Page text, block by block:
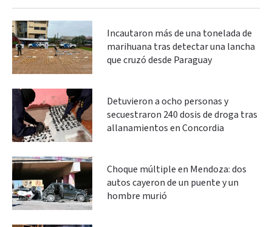
Incautaron más de una tonelada de
marihuana tras detectar una lancha
que cruzó desde Paraguay
Detuvieron a ocho personas y
secuestraron 240 dosis de droga tras
allanamientos en Concordia
Choque múltiple en Mendoza: dos
autos cayeron de un puente y un
hombre murió